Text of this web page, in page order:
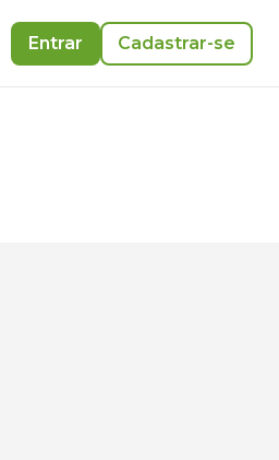
Entrar Cadastrar-se